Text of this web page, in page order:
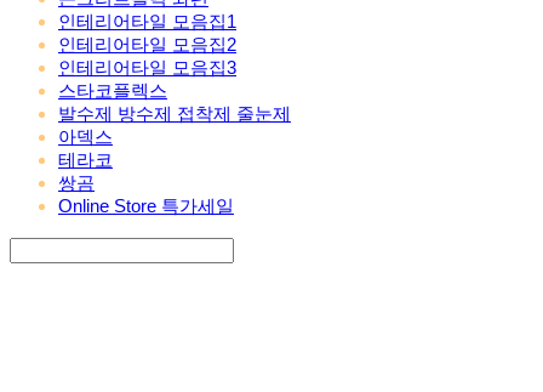
인테리어타일 모음집1
인테리어타일 모음집2
인테리어타일 모음집3
스타코플렉스
발수제 방수제 접착제 줄눈제
아덱스
테라코
쌍곰
Online Store 특가세일